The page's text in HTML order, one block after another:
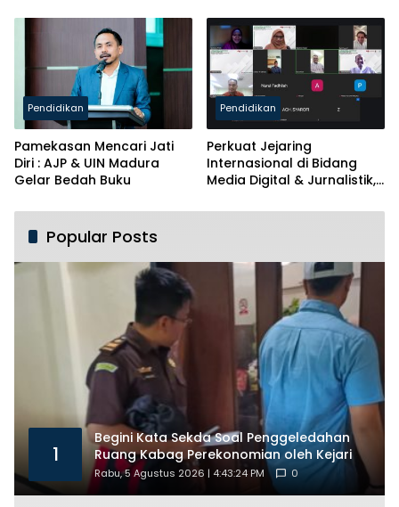
Beasiswa
Pendidikan
Pamekasan Mencari Jati
Diri : AJP & UIN Madura
Gelar Bedah Buku
Pendidikan
Perkuat Jejaring
Internasional di Bidang
Media Digital & Jurnalistik,
MoU dengan ANG Mesir
Popular Posts
1
Begini Kata Sekda Soal Penggeledahan
Ruang Kabag Perekonomian oleh Kejari
Rabu, 5 Agustus 2026 | 4:43:24 PM 0